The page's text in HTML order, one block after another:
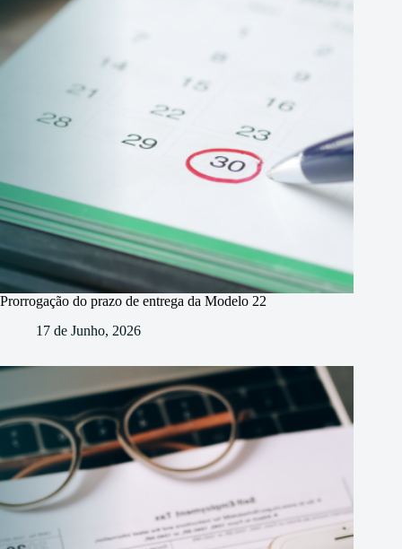
Prorrogação do prazo de entrega da Modelo 22
17 de Junho, 2026